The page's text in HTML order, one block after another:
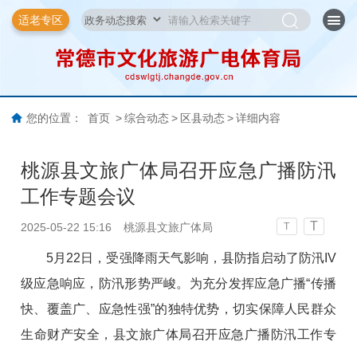
适老专区
您的位置： 首页 > 综合动态 > 区县动态 > 详细内容
桃源县文旅广体局召开应急广播防汛
工作专题会议
2025-05-22 15:16 桃源县文旅广体局 T T
5月22日，受强降雨天气影响，县防指启动了防汛IV
级应急响应，防汛形势严峻。为充分发挥应急广播“传播
快、覆盖广、应急性强”的独特优势，切实保障人民群众
生命财产安全，县文旅广体局召开应急广播防汛工作专